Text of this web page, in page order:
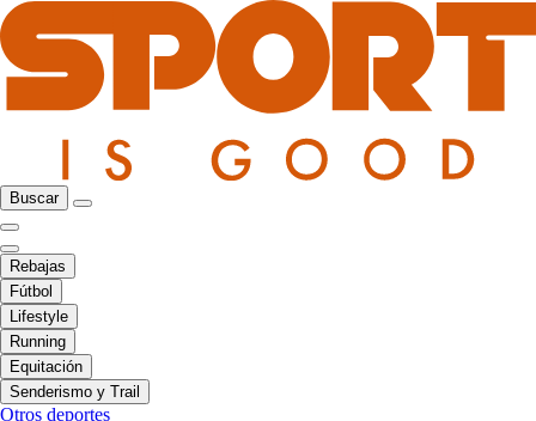
Buscar
Rebajas
Fútbol
Lifestyle
Running
Equitación
Senderismo y Trail
Otros deportes